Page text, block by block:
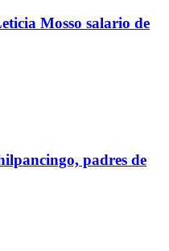
Mosso salario de
padres de